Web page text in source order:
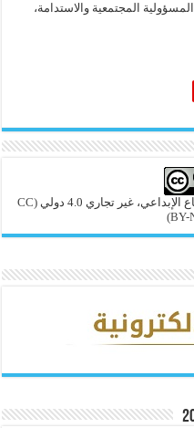
المجتمعية والاستدامة،
غير تجاري 4.0 دولي
(CC
BY-